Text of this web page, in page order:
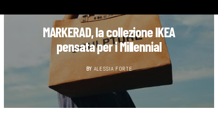
MARKERAD, la collezione IKEA
pensata per i Millennial
BY ALESSIA FORTE